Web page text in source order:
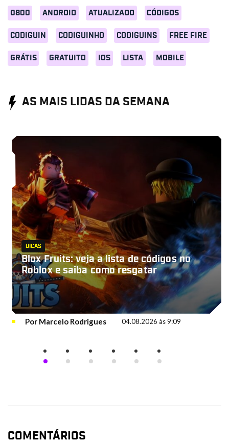
0800 ANDROID ATUALIZADO CÓDIGOS
CODIGUIN CODIGUINHO CODIGUINS FREE FIRE
GRÁTIS GRATUITO IOS LISTA MOBILE
AS MAIS LIDAS DA SEMANA
DICAS
Blox Fruits: veja a lista de códigos no
Roblox e saiba como resgatar
Por Marcelo Rodrigues 04.08.2026 às 9:09
COMENTÁRIOS